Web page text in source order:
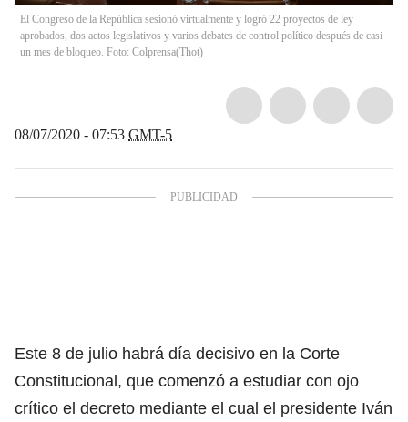
El Congreso de la República sesionó virtualmente y logró 22 proyectos de ley
aprobados, dos actos legislativos y varios debates de control político después de casi
un mes de bloqueo. Foto: Colprensa(Thot)
08/07/2020 - 07:53 GMT-5
Este 8 de julio habrá día decisivo en la Corte
Constitucional, que comenzó a estudiar con ojo
crítico el decreto mediante el cual el presidente Iván